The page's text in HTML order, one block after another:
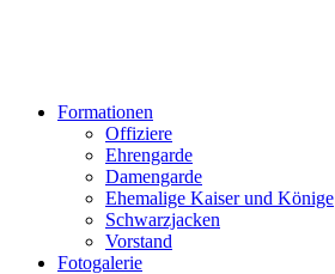
Formationen
Offiziere
Ehrengarde
Damengarde
Ehemalige Kaiser und Könige
Schwarzjacken
Vorstand
Fotogalerie